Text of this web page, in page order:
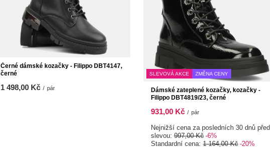
Černé dámské kozačky - Filippo DBT4147,
černé
1 498,00 Kč / pár
SLEVOVÁ AKCE ZMĚNA CENY
Dámské zateplené kozačky, kozačky -
Filippo DBT4819/23, černé
931,00 Kč / pár
Nejnižší cena za posledních 30 dnů před
slevou: 997,00 Kč -6%
Standardní cena: 1 164,00 Kč -20%